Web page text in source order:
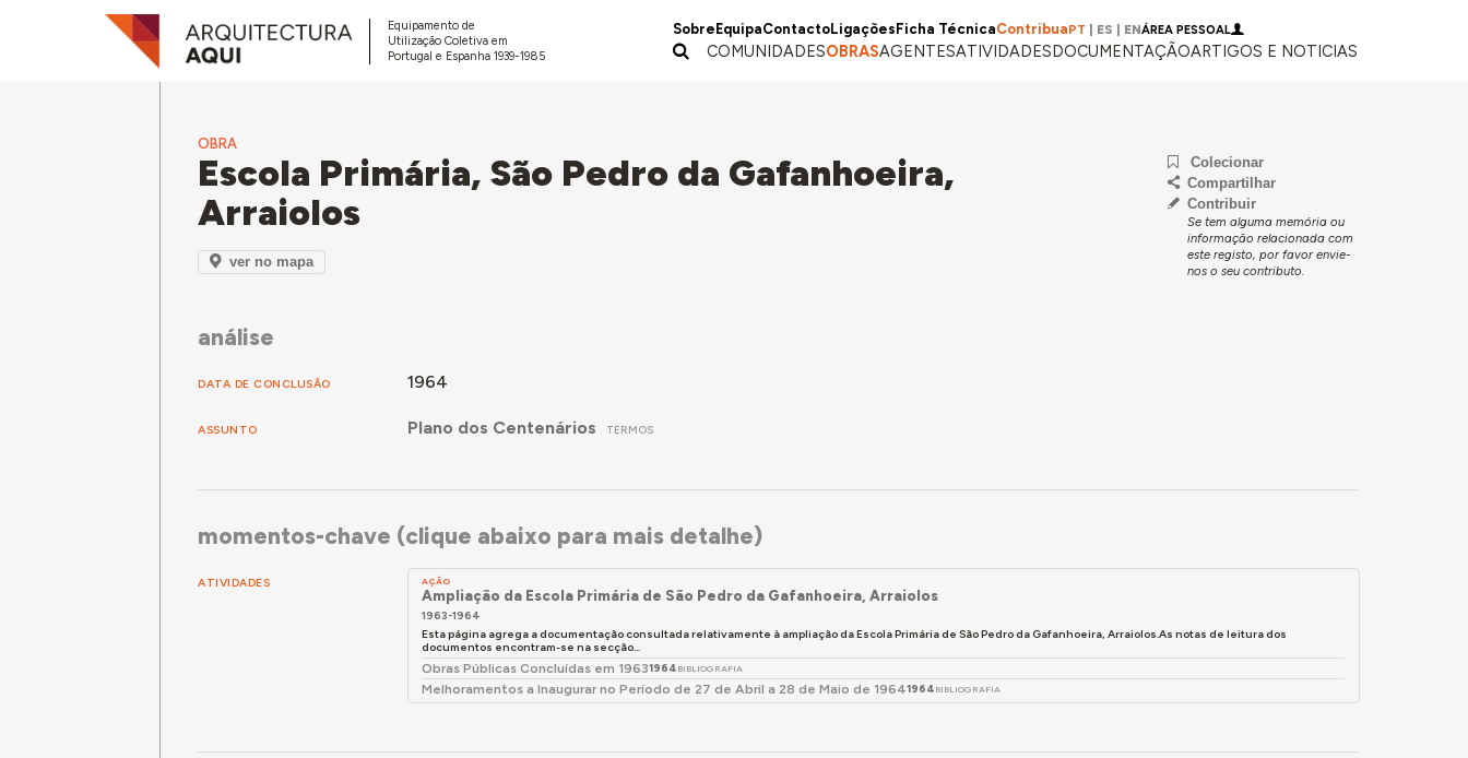
Equipamento de
Utilização Coletiva em
Portugal e Espanha 1939-1985
Sobre EquipaContactoLigações Ficha TécnicaContribuaPT ES ENÁREA PESSOAL
COMUNIDADESOBRASAGENTESATIVIDADESDOCUMENTAÇÃOARTIGOS E NOTICIAS
OBRA
Escola Primária, São Pedro da Gafanhoeira,
Arraiolos
ver no mapa
Colecionar
Compartilhar
Contribuir
Se tem alguma memória ou
informação relacionada com
este registo, por favor envie-
nos o seu contributo.
análise
DATA DE CONCLUSÃO 1964
ASSUNTO Plano dos Centenários TERMOS
momentos-chave (clique abaixo para mais detalhe)
ATIVIDADES AÇÃO
Ampliação da Escola Primária de São Pedro da Gafanhoeira, Arraiolos
1963-1964
Esta página agrega a documentação consultada relativamente à ampliação da Escola Primária de São Pedro da Gafanhoeira, Arraiolos.As notas de leitura dos
documentos encontram-se na secção...
Obras Públicas Concluídas em 19631964 BIBLIOGRAFIA
Melhoramentos a Inaugurar no Período de 27 de Abril a 28 de Maio de 19641964 BIBLIOGRAFIA